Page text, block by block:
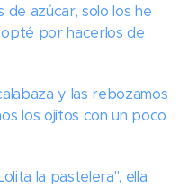
de azúcar, solo los he
por hacerlos de
y las rebozamos
los ojitos con un poco
la pastelera", ella